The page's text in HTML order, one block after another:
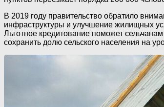
В 2019 году правительство обратило
инфраструктуры и улучшение жилищных
Льготное кредитование поможет
сохранить долю сельского населения на